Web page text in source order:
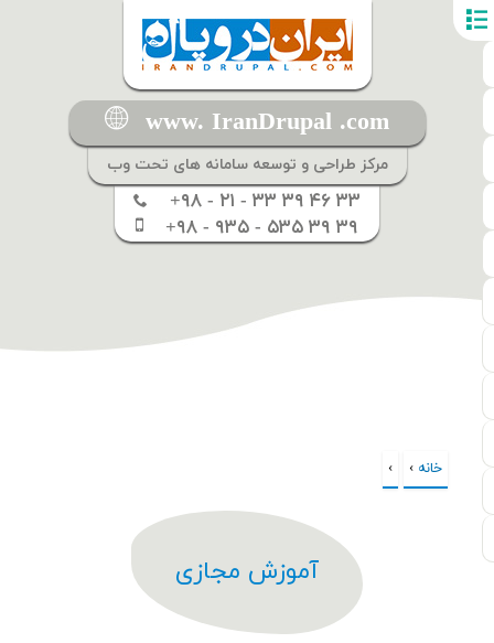
www. IranDrupal .com
مرکز طراحی و توسعه سامانه های تحت وب
+۹۸ - ۲۱ - ۳۳ ۳۹ ۴۶ ۳۳
+۹۸ - ۹۳۵ - ۵۳۵ ۳۹ ۳۹
شما اینجا هستید
خانه ›
›
آموزش مجازی